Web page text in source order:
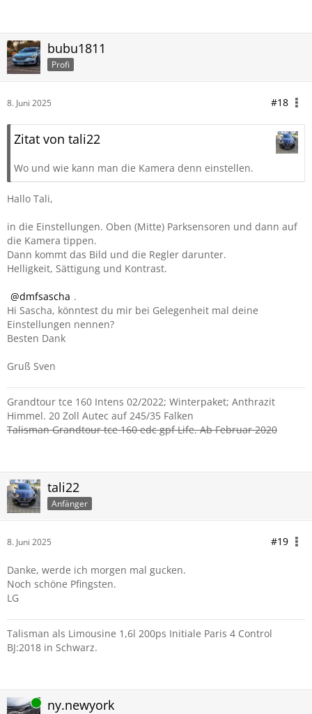
bubu1811
Profi
8. Juni 2025 #18
Zitat von tali22
Wo und wie kann man die Kamera denn einstellen.
Hallo Tali,
in die Einstellungen. Oben (Mitte) Parksensoren und dann auf
die Kamera tippen.
Dann kommt das Bild und die Regler darunter.
Helligkeit, Sättigung und Kontrast.
dmfsascha .
Hi Sascha, könntest du mir bei Gelegenheit mal deine
Einstellungen nennen?
Besten Dank
Gruß Sven
Grandtour tce 160 Intens 02/2022; Winterpaket; Anthrazit
Himmel. 20 Zoll Autec auf 245/35 Falken
Talisman Grandtour tce 160 edc gpf Life. Ab Februar 2020
tali22
Anfänger
8. Juni 2025 #19
Danke, werde ich morgen mal gucken.
Noch schöne Pfingsten.
LG
Talisman als Limousine 1,6l 200ps Initiale Paris 4 Control
BJ:2018 in Schwarz.
Online ny.newyork